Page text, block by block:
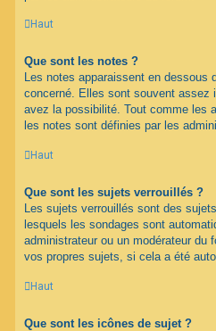
Haut
Que sont les notes ?
Les notes apparaissent en dessous
concerné. Elles sont souvent assez
avez la possibilité. Tout comme les
les notes sont définies par les
Haut
Que sont les sujets verrouillés ?
Les sujets verrouillés sont des
lesquels les sondages sont
administrateur ou un modérateur du
vos propres sujets, si cela a été
Haut
Que sont les icônes de sujet ?